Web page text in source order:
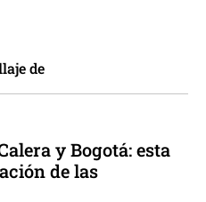
de
y Bogotá: esta
de las